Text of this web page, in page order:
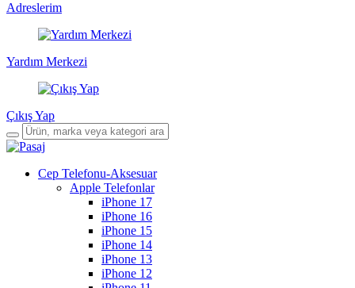
Adreslerim
Yardım Merkezi
Çıkış Yap
Cep Telefonu-Aksesuar
Apple Telefonlar
iPhone 17
iPhone 16
iPhone 15
iPhone 14
iPhone 13
iPhone 12